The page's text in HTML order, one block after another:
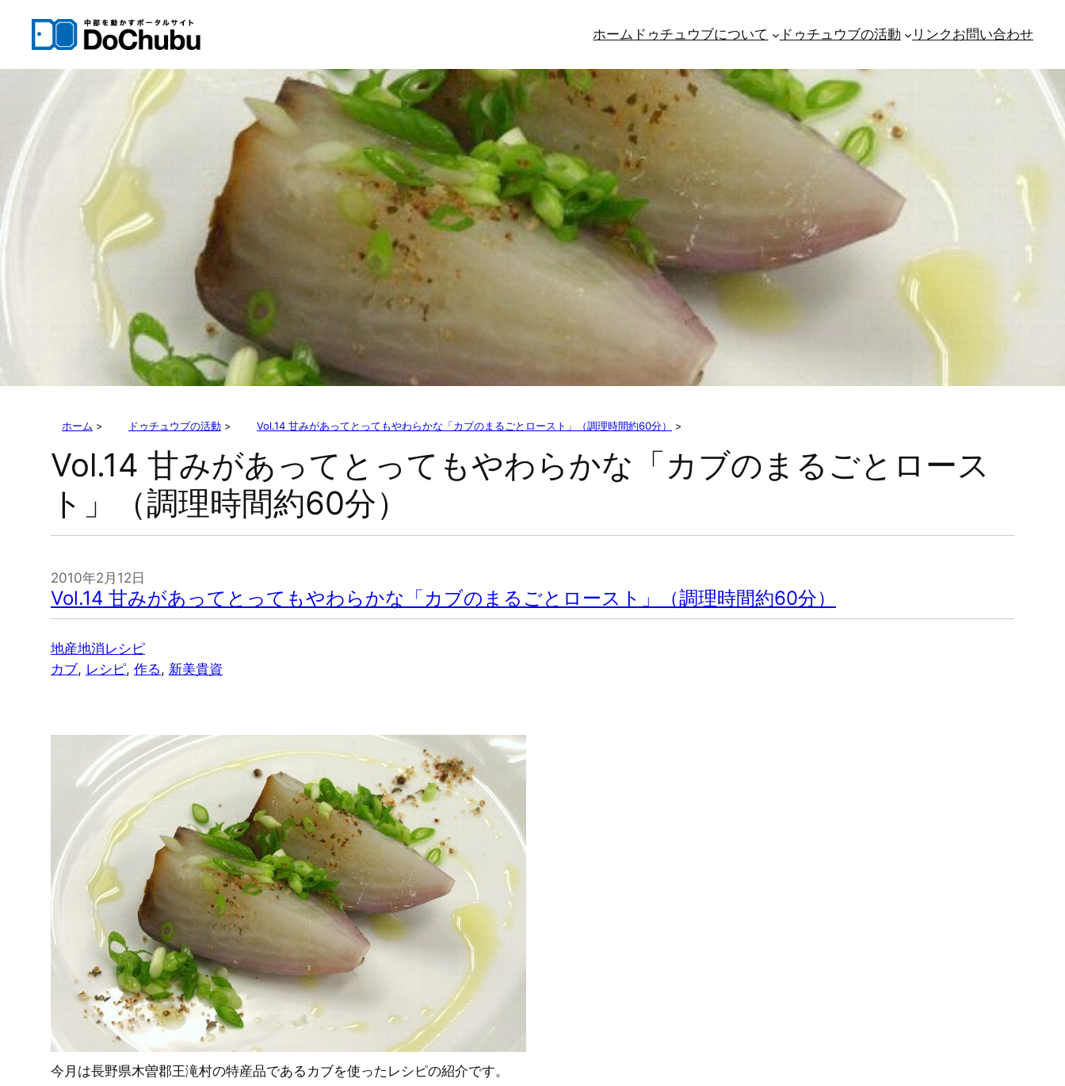
ス
ホーム ドゥチュウブについて ドゥチュウブの活動 リンク お問い合わせ
ホーム > ドゥチュウブの活動 > Vol.14 甘みがあってとってもやわらかな「カブのまるごとロースト」（調理時間約60分） >
Vol.14 甘みがあってとってもやわらかな「カブのまるごとロース
ト」（調理時間約60分）
2010年2月12日
Vol.14 甘みがあってとってもやわらかな「カブのまるごとロースト」（調理時間約60分）
地産地消レシピ
カブ, レシピ, 作る, 新美貴資
今月は長野県木曽郡王滝村の特産品であるカブを使ったレシピの紹介です。